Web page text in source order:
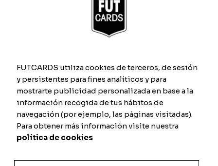
Velocità Tiro
Passaggio
FUTCARDS utiliza cookies de terceros, de sesión
y persistentes para fines analíticos y para
mostrarte publicidad personalizada en base a la
información recogida de tus hábitos de
navegación (por ejemplo, las páginas visitadas).
Para obtener más información visite nuestra
política de cookies